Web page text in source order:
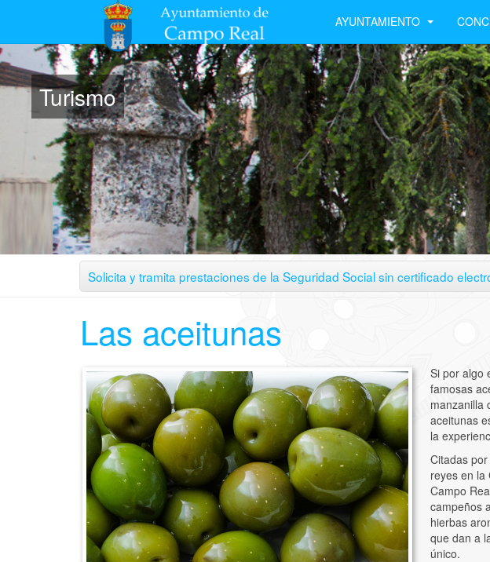
AYUNTAMIENTO
Turismo
Solicita y tramita prestaciones de la Seguridad Social sin certificado
Las aceitunas
Si por algo
famosas
manzanilla
aceitunas
la
Citadas
reyes en la
Campo
campeños
hierbas
que dan a
único.